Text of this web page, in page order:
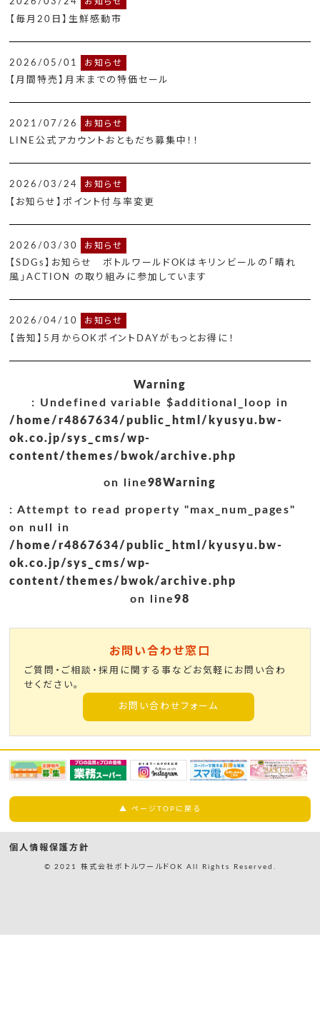
【毎月20日】生鮮感動市
2026/05/01 お知らせ
【月間特売】月末までの特価セール
2021/07/26 お知らせ
LINE公式アカウントおともだち募集中！！
2026/03/24 お知らせ
【お知らせ】ポイント付与率変更
2026/03/30 お知らせ
【SDGs】お知らせ ボトルワールドOKはキリンビールの「晴れ
風」ACTION の取り組みに参加しています
2026/04/10 お知らせ
【告知】5月からOKポイントDAYがもっとお得に！
Warning
: Undefined variable $additional_loop in
/home/r4867634/public_html/kyusyu.bw-
ok.co.jp/sys_cms/wp-
content/themes/bwok/archive.php
on line98Warning
: Attempt to read property "max_num_pages"
on null in
/home/r4867634/public_html/kyusyu.bw-
ok.co.jp/sys_cms/wp-
content/themes/bwok/archive.php
on line98
お問い合わせ窓口
ご質問・ご相談・採用に関する事などお気軽にお問い合わ
せください。
お問い合わせフォーム
▲ ページTOPに戻る
個人情報保護方針
© 2021 株式会社ボトルワールドOK All Rights Reserved.